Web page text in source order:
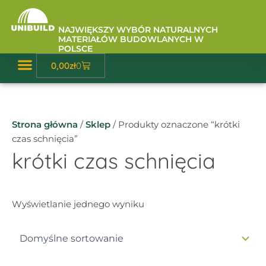
Przejdź
NAJWIĘKSZY WYBÓR NATURALNYCH
MATERIAŁÓW BUDOWLANYCH W
POLSCE
0,00zł0
Wózek
Strona główna /Sklep / Produkty oznaczone “krótki
czas schnięcia”
krótki czas schnięcia
Wyświetlanie jednego wyniku